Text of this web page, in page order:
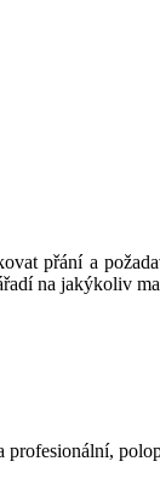
přání a
na jakýkoliv